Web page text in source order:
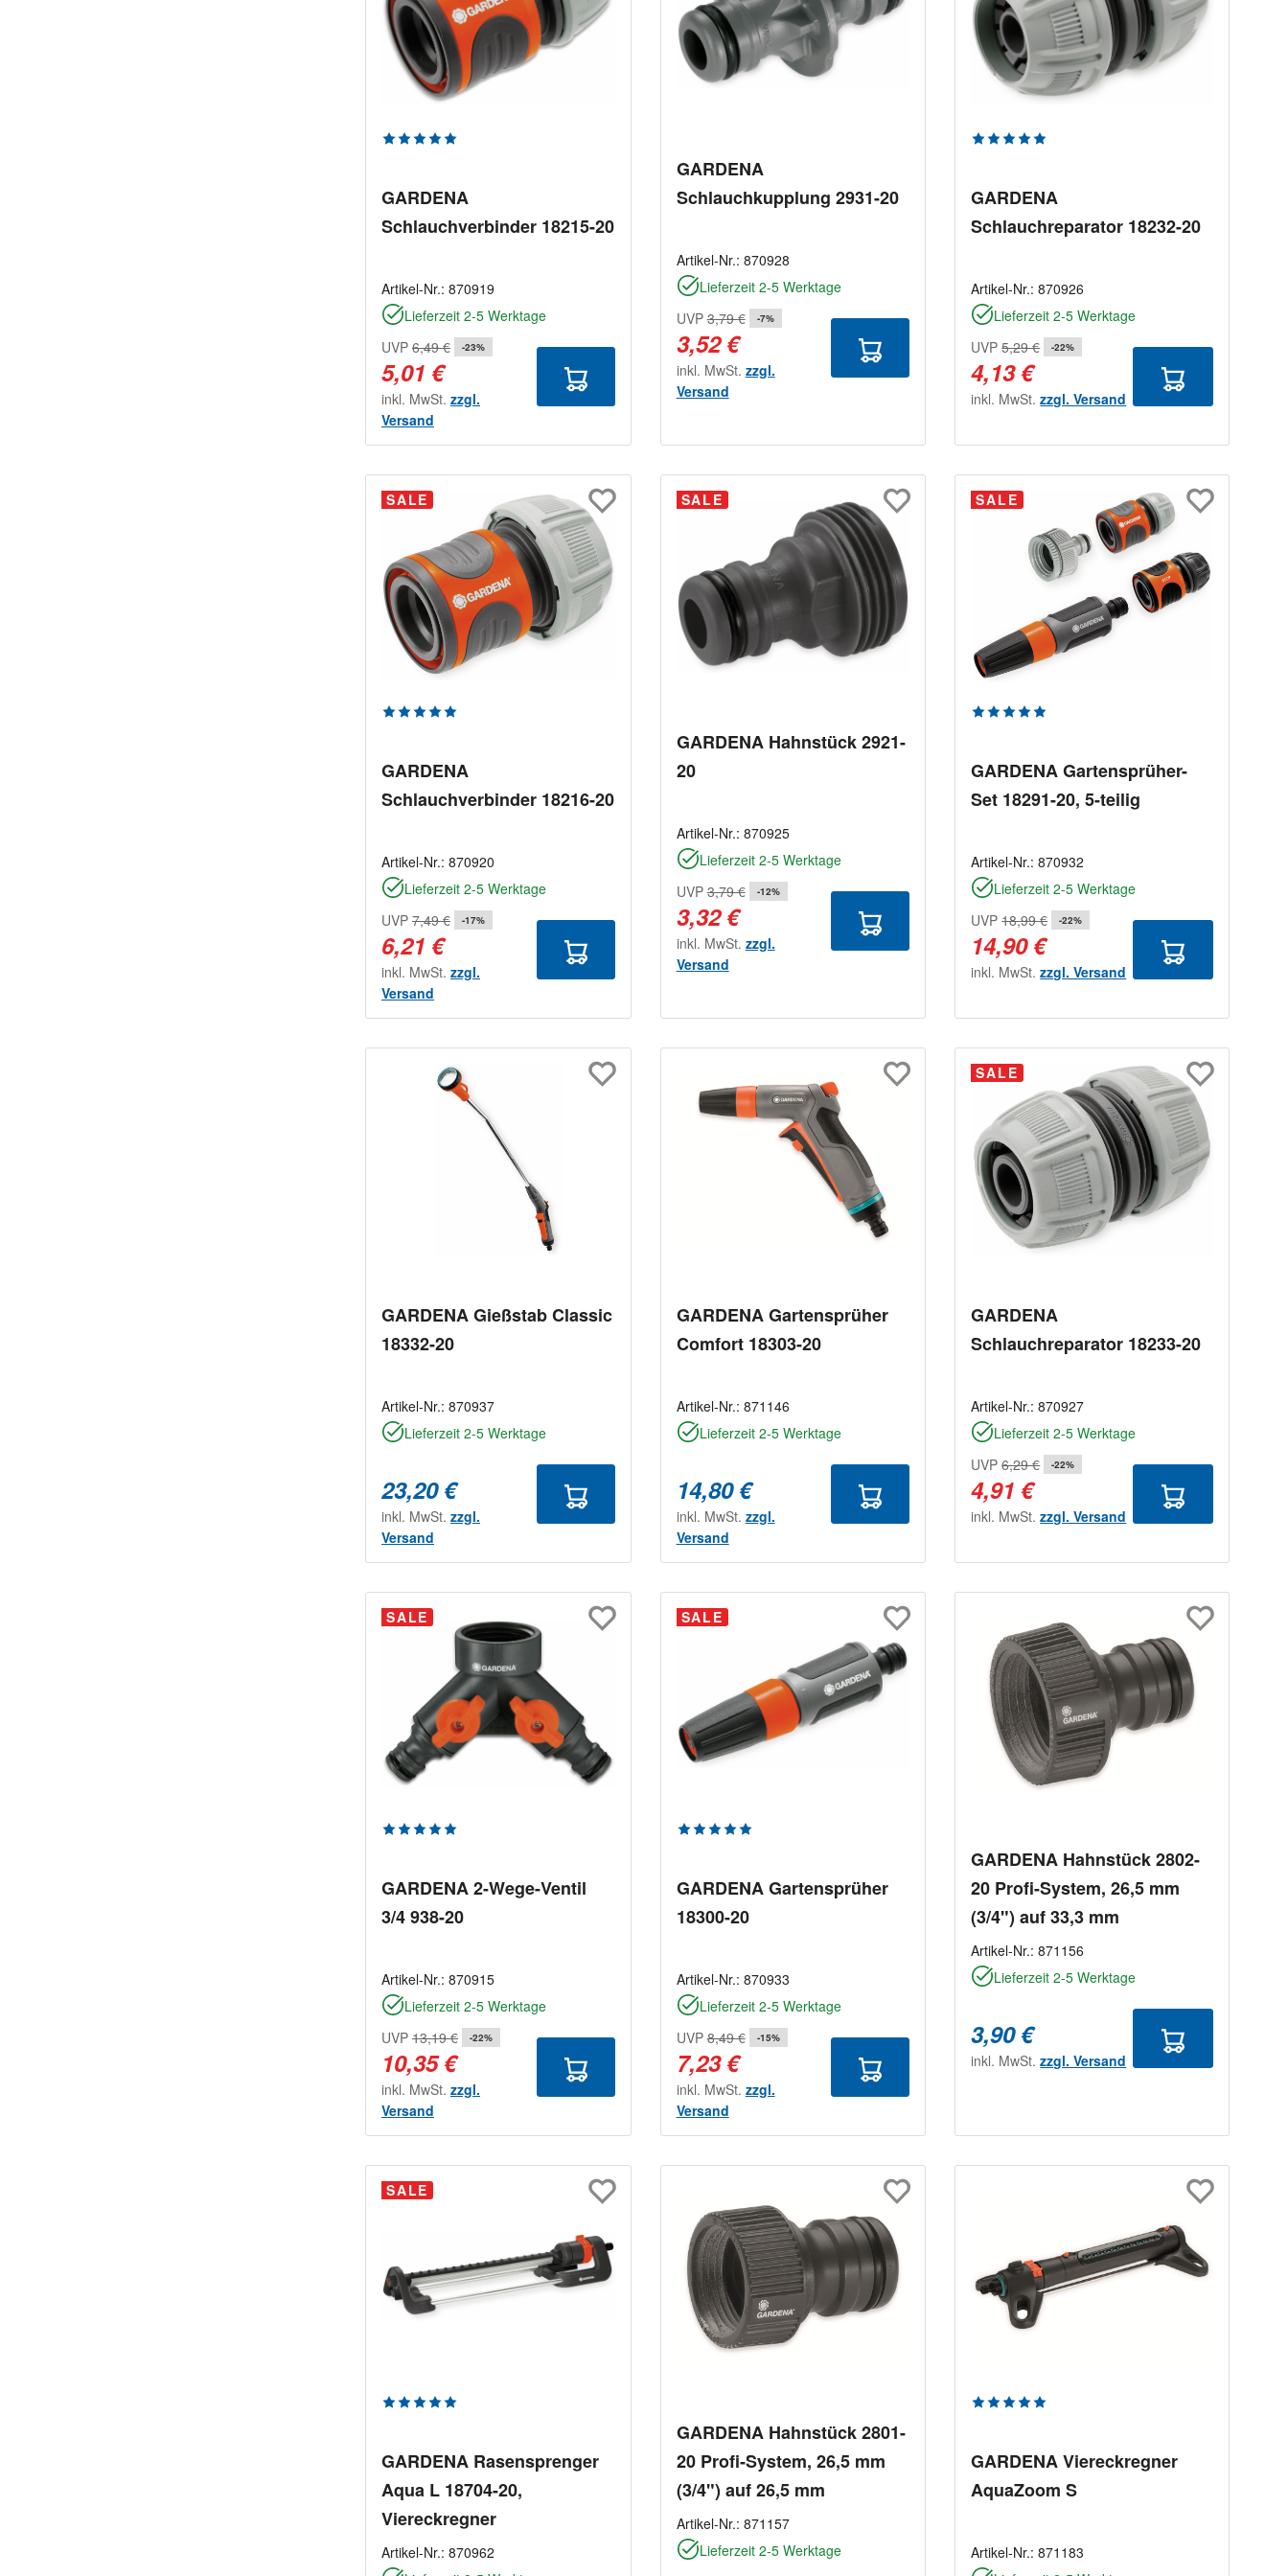
Durchschnittliche Bewertung von 5 von 5 Sternen
GARDENA
Schlauchverbinder 18215-20
Artikel-Nr.: 870919
Lieferzeit 2-5 Werktage
UVP 6,49 € -23%
5,01 €
inkl. MwSt. zzgl.
Versand
GARDENA
Schlauchkupplung 2931-20
Artikel-Nr.: 870928
Lieferzeit 2-5 Werktage
UVP 3,79 € -7%
3,52 €
inkl. MwSt. zzgl.
Versand
Durchschnittliche Bewertung von 5 von
GARDENA
Schlauchreparator 18232-20
Artikel-Nr.:870926
Lieferzeit 2-5 Werktage
UVP 5,29 € -22%
4,13 €
inkl. MwSt.zzgl. Versand
SALE
Durchschnittliche Bewertung von 5 von 5 Sternen
GARDENA
Schlauchverbinder 18216-20
Artikel-Nr.: 870920
Lieferzeit 2-5 Werktage
UVP 7,49 € -17%
6,21 €
inkl. MwSt. zzgl.
Versand
SALE
GARDENA Hahnstück 2921-
20
Artikel-Nr.: 870925
Lieferzeit 2-5 Werktage
UVP 3,79 € -12%
3,32 €
inkl. MwSt. zzgl.
Versand
SALE
Durchschnittliche Bewertung von 5 von
GARDENA Gartensprüher-
Set 18291-20, 5-teilig
Artikel-Nr.:870932
Lieferzeit 2-5 Werktage
UVP 18,99 € -22%
14,90 €
inkl. MwSt.zzgl. Versand
GARDENA Gießstab Classic
18332-20
Artikel-Nr.: 870937
Lieferzeit 2-5 Werktage
23,20 €
inkl. MwSt. zzgl.
Versand
GARDENA Gartensprüher
Comfort 18303-20
Artikel-Nr.: 871146
Lieferzeit 2-5 Werktage
14,80 €
inkl. MwSt. zzgl.
Versand
SALE
GARDENA
Schlauchreparator 18233-20
Artikel-Nr.:870927
Lieferzeit 2-5 Werktage
UVP 6,29 € -22%
4,91 €
inkl. MwSt.zzgl. Versand
SALE
Durchschnittliche Bewertung von 5 von 5 Sternen
GARDENA 2-Wege-Ventil
3/4 938-20
Artikel-Nr.: 870915
Lieferzeit 2-5 Werktage
UVP 13,19 € -22%
10,35 €
inkl. MwSt. zzgl.
Versand
SALE
Durchschnittliche Bewertung von 5 von 5 Sternen
GARDENA Gartensprüher
18300-20
Artikel-Nr.: 870933
Lieferzeit 2-5 Werktage
UVP 8,49 € -15%
7,23 €
inkl. MwSt. zzgl.
Versand
GARDENA Hahnstück 2802-
20 Profi-System, 26,5 mm
(3/4") auf 33,3 mm
Artikel-Nr.:871156
Lieferzeit 2-5 Werktage
3,90 €
inkl. MwSt.zzgl. Versand
SALE
Durchschnittliche Bewertung von 5 von 5 Sternen
GARDENA Rasensprenger
Aqua L 18704-20,
Viereckregner
Artikel-Nr.: 870962
GARDENA Hahnstück 2801-
20 Profi-System, 26,5 mm
(3/4") auf 26,5 mm
Artikel-Nr.: 871157
Lieferzeit 2-5 Werktage
Durchschnittliche Bewertung von 5 von
GARDENA Viereckregner
AquaZoom S
Artikel-Nr.:871183